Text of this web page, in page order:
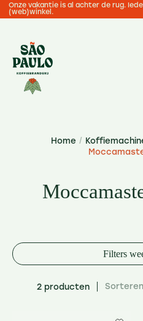
Onze vakantie is al achter de rug.
(web)winkel.
Home /
Filters
2 producten